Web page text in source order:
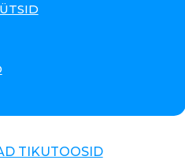
TIKUTOOSID